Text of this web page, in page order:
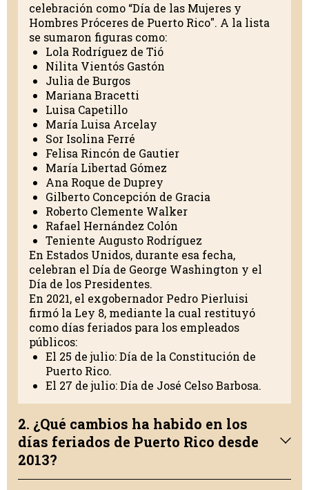
celebración como “Día de las Mujeres y
Hombres Próceres de Puerto Rico". A la lista
se sumaron figuras como:
Lola Rodríguez de Tió
Nilita Vientós Gastón
Julia de Burgos
Mariana Bracetti
Luisa Capetillo
María Luisa Arcelay
Sor Isolina Ferré
Felisa Rincón de Gautier
María Libertad Gómez
Ana Roque de Duprey
Gilberto Concepción de Gracia
Roberto Clemente Walker
Rafael Hernández Colón
Teniente Augusto Rodríguez
En Estados Unidos, durante esa fecha,
celebran el Día de George Washington y el
Día de los Presidentes.
En 2021, el exgobernador Pedro Pierluisi
firmó la Ley 8, mediante la cual restituyó
como días feriados para los empleados
públicos:
El 25 de julio: Día de la Constitución de
Puerto Rico.
El 27 de julio: Día de José Celso Barbosa.
2. ¿Qué cambios ha habido en los
días feriados de Puerto Rico desde
2013?